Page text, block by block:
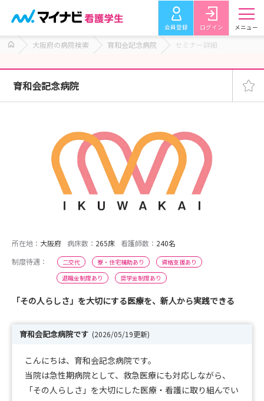
会員登録 ログイン メニュー
大阪府の病院検索 育和会記念病院 セミナー詳細
育和会記念病院
所在地： 大阪府 病床数： 265床 看護師数： 240名
制度待遇：
二交代 寮・住宅補助あり
資格支援あり
退職金制度あり
奨学金制度あり
「その人らしさ」を大切にする医療を、新人から実践できる
育和会記念病院です (2026/05/19更新)
こんにちは、育和会記念病院です。
当院は急性期病院として、救急医療にも対応しながら、
「その人らしさ」を大切にした医療・看護に取り組んでい